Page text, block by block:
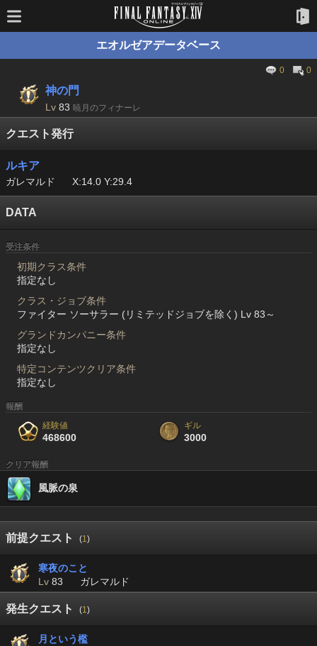
エオルゼアデータベース
0 0
神の門
Lv 83 暁月のフィナーレ
クエスト発行
ルキア
ガレマルド X:14.0 Y:29.4
DATA
受注条件
初期クラス条件
指定なし
クラス・ジョブ条件
ファイター ソーサラー (リミテッドジョブを除く) Lv 83～
グランドカンパニー条件
指定なし
特定コンテンツクリア条件
指定なし
報酬
経験値
468600
ギル
3000
クリア報酬
風脈の泉
前提クエスト (1)
寒夜のこと
Lv 83 ガレマルド
発生クエスト (1)
月という檻